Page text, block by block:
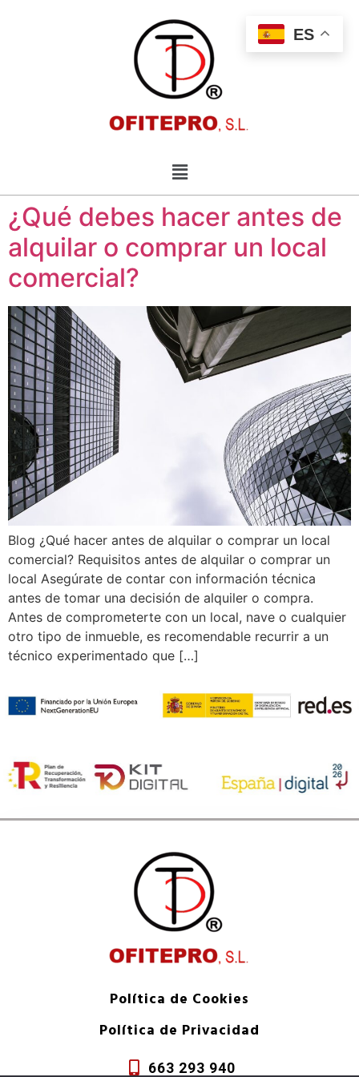
¿Qué debes hacer antes de
alquilar o comprar un local
comercial?
Blog ¿Qué hacer antes de alquilar o comprar un local
comercial? Requisitos antes de alquilar o comprar un
local Asegúrate de contar con información técnica
antes de tomar una decisión de alquiler o compra.
Antes de comprometerte con un local, nave o cualquier
otro tipo de inmueble, es recomendable recurrir a un
técnico experimentado que […]
Política de Cookies
Política de Privacidad
663 293 940
ES